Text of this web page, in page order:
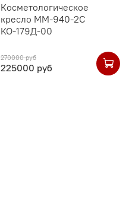
Косметологическое
кресло ММ-940-2С
КО-179Д-00
270000 руб
225000 руб